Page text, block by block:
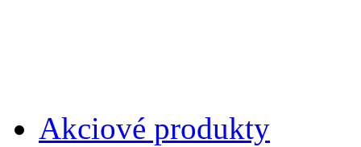
Akciové produkty